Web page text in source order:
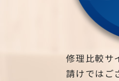
修理比較サ
請けではご